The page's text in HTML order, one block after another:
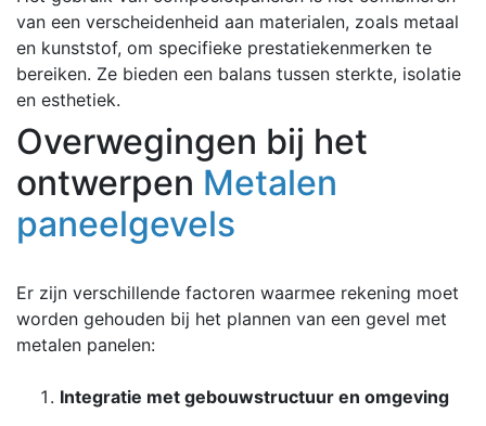
van een verscheidenheid aan materialen, zoals metaal
en kunststof, om specifieke prestatiekenmerken te
bereiken. Ze bieden een balans tussen sterkte, isolatie
en esthetiek.
Overwegingen bij het
ontwerpen Metalen
paneelgevels
Er zijn verschillende factoren waarmee rekening moet
worden gehouden bij het plannen van een gevel met
metalen panelen:
Integratie met gebouwstructuur en omgeving